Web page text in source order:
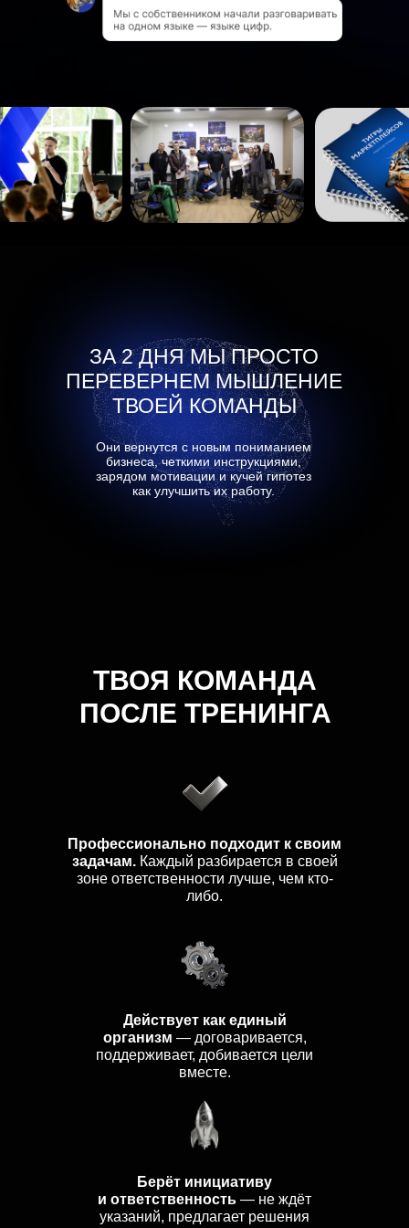
ЗА 2 ДНЯ МЫ ПРОСТО
ПЕРЕВЕРНЕМ МЫШЛЕНИЕ
ТВОЕЙ КОМАНДЫ
Они вернутся с новым пониманием
бизнеса, четкими инструкциями,
зарядом мотивации и кучей гипотез
как улучшить их работу.
ТВОЯ КОМАНДА
ПОСЛЕ ТРЕНИНГА
Профессионально подходит к своим
задачам. Каждый разбирается в своей
зоне ответственности лучше, чем кто-
либо.
Берёт инициативу
и ответственность — не ждёт
указаний, предлагает решения
Действует как единый
организм — договаривается,
поддерживает, добивается цели
вместе.
13+ лет в e-commerce
и маркетплейсах
5 торговых брендов с оборотом
от 20 до 200 млн ₽/мес
ЛЮДИ ГОДАМИ
РАБОТАЮТ
С АЛЕКСАНДРОМ
тигрятами, но после работы с ним
еще друзьями, партнерами или
очень востребованными
специалистами.
АЛЕКСАНДР БАБРУЕВ